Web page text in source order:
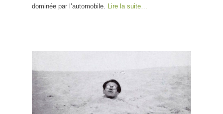
dominée par l’automobile. Lire la suite…